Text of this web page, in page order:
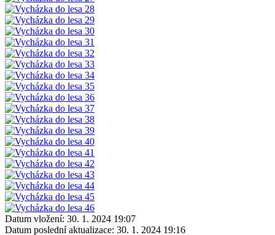
Datum vložení: 30. 1. 2024 19:07
Datum poslední aktualizace: 30. 1. 2024 19:16